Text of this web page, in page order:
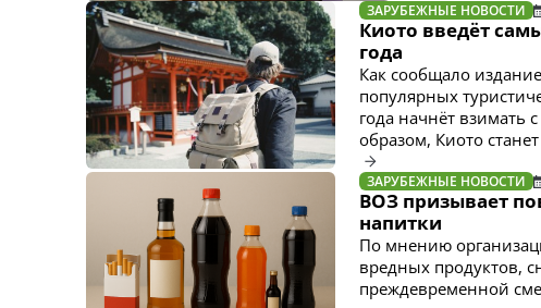
ЗАРУБЕЖНЫЕ НОВОСТИ
Киото введёт
года
Как сообщало
популярных
года начнёт
образом, Киото
ЗАРУБЕЖНЫЕ НОВОСТИ
ВОЗ призывает
напитки
По мнению
вредных продуктов,
преждевременной